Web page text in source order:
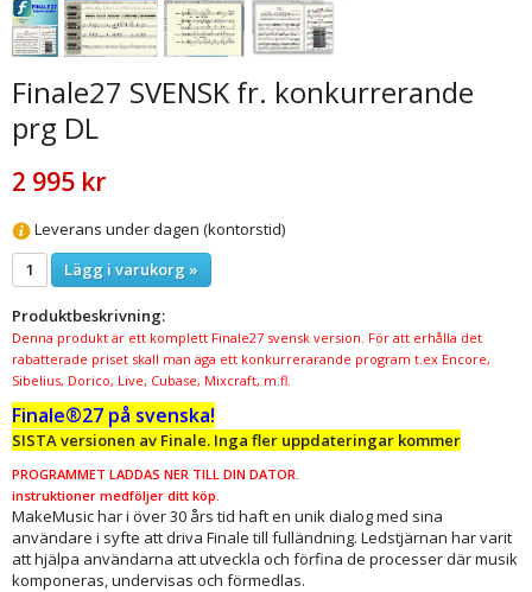
Finale27 SVENSK fr. konkurrerande
prg DL
2 995 kr
Leverans under dagen (kontorstid)
Lägg i varukorg »
Produktbeskrivning:
Denna produkt är ett komplett Finale27 svensk version. För att erhålla det
rabatterade priset skall man äga ett konkurrerarande program t.ex Encore,
Sibelius, Dorico, Live, Cubase, Mixcraft, m.fl.
Finale®27 på svenska!
SISTA versionen av Finale. Inga fler uppdateringar kommer
PROGRAMMET LADDAS NER TILL DIN DATOR.
instruktioner medföljer ditt köp.
MakeMusic har i över 30 års tid haft en unik dialog med sina
användare i syfte att driva Finale till fulländning. Ledstjärnan har varit
att hjälpa användarna att utveckla och förfina de processer där musik
komponeras, undervisas och förmedlas.